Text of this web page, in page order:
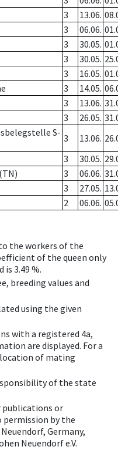
3 13.06.
3 06.06.
3 30.05.
3 30.05.
3 16.05.
3 14.05.
3 13.06.
3 26.05.
S- 3 13.06.
3 30.05.
3 06.06.
3 27.05.
2 06.06.
the workers of the
of the queen only
3.49 %.
breeding values and
using the given
with a registered 4a,
are displayed. For a
of mating
of the state
publications or
permission by the
Germany,
Neuendorf e.V.